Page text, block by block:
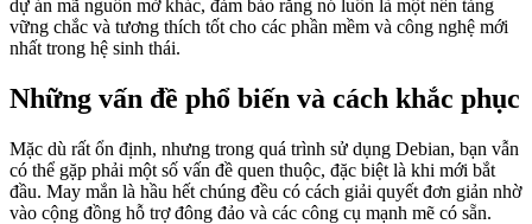
dự án mã nguồn mở khác, đảm bảo rằng nó luôn là một nền tảng
vững chắc và tương thích tốt cho các phần mềm và công nghệ mới
nhất trong hệ sinh thái.
Những vấn đề phổ biến và cách khắc phục
Mặc dù rất ổn định, nhưng trong quá trình sử dụng Debian, bạn vẫn
có thể gặp phải một số vấn đề quen thuộc, đặc biệt là khi mới bắt
đầu. May mắn là hầu hết chúng đều có cách giải quyết đơn giản nhờ
vào cộng đồng hỗ trợ đông đảo và các công cụ mạnh mẽ có sẵn.